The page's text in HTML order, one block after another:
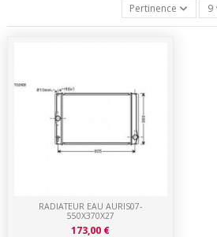
Pertinence 9
RADIATEUR EAU AURIS07-
550X370X27
173,00 €